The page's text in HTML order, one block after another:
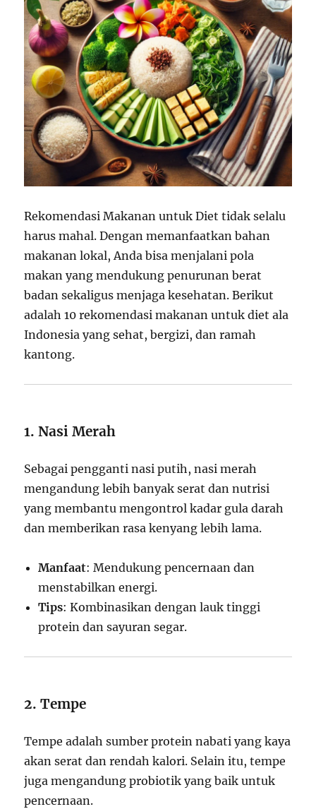
Rekomendasi Makanan untuk Diet tidak selalu
harus mahal. Dengan memanfaatkan bahan
makanan lokal, Anda bisa menjalani pola
makan yang mendukung penurunan berat
badan sekaligus menjaga kesehatan. Berikut
adalah 10 rekomendasi makanan untuk diet ala
Indonesia yang sehat, bergizi, dan ramah
kantong.
1. Nasi Merah
Sebagai pengganti nasi putih, nasi merah
mengandung lebih banyak serat dan nutrisi
yang membantu mengontrol kadar gula darah
dan memberikan rasa kenyang lebih lama.
Manfaat: Mendukung pencernaan dan
menstabilkan energi.
Tips: Kombinasikan dengan lauk tinggi
protein dan sayuran segar.
2. Tempe
Tempe adalah sumber protein nabati yang kaya
akan serat dan rendah kalori. Selain itu, tempe
juga mengandung probiotik yang baik untuk
pencernaan.